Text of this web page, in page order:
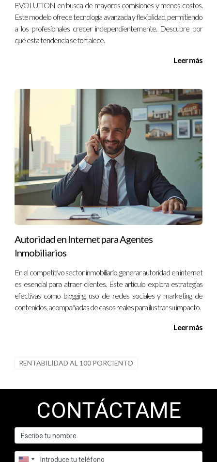
En REALTY ONE GROUP EVOLUTION nos
comprometemos a ofrecer un servicio excepcional adaptado
a tus necesidades inmobiliarias. Contáctame hoy para discutir
EVOLUTION en busca de mayores comisiones y menos costos.
Este modelo ofrece tecnología avanzada y flexibilidad, permitiendo
a los profesionales crecer independientemente. Descubre por
qué esta tendencia se fortalece.
Leer más
Autoridad en Internet para Agentes
Inmobiliarios
En el competitivo sector inmobiliario, generar autoridad en internet
es esencial para atraer clientes. Este artículo explora estrategias
efectivas como blogging, uso de redes sociales y marketing de
contenidos, acompañadas de casos reales para ilustrar su impacto.
Leer más
RENTABILIDAD AL 100 PORCIENTO
CONTÁCTAME